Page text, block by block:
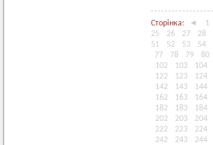
Сторінка: ◄ 1
25
26 27 28
51
52 53 54
77
78 79 80
102
103 104
122
123 124
142
143 144
162
163 164
182
183 184
202
203 204
222
223 224
242
243 244